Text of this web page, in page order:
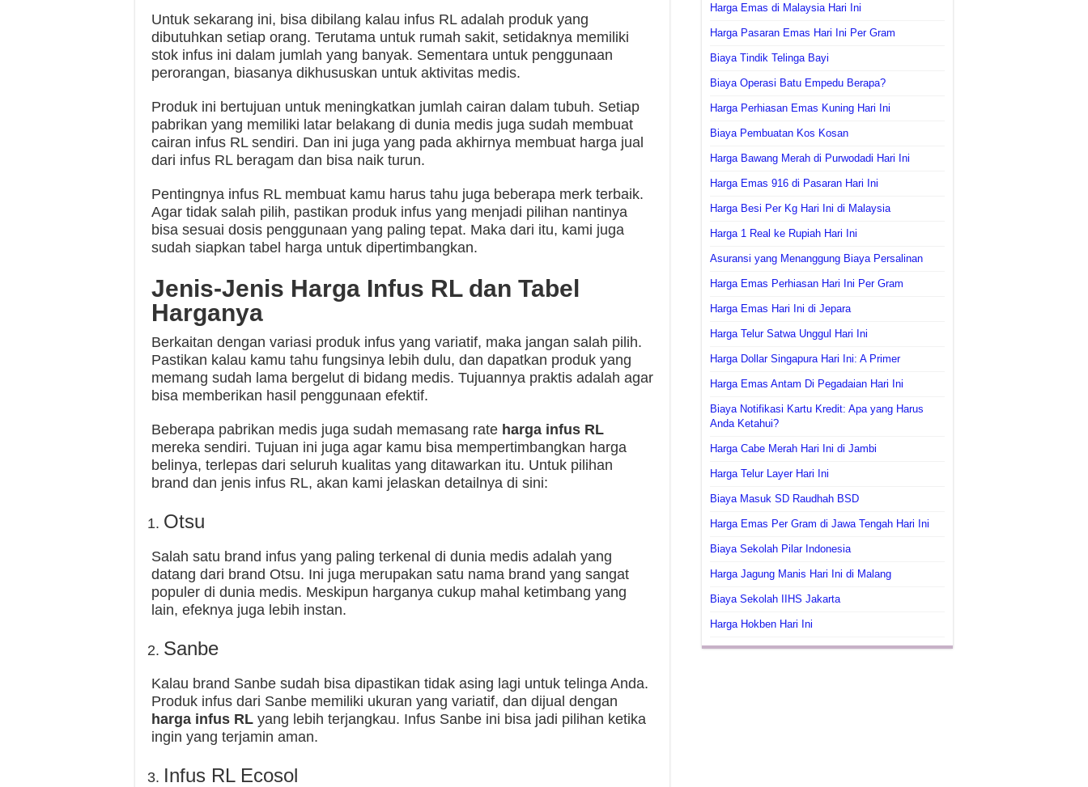
Untuk sekarang ini, bisa dibilang kalau infus RL adalah produk yang
dibutuhkan setiap orang. Terutama untuk rumah sakit, setidaknya memiliki
stok infus ini dalam jumlah yang banyak. Sementara untuk penggunaan
perorangan, biasanya dikhususkan untuk aktivitas medis.
Produk ini bertujuan untuk meningkatkan jumlah cairan dalam tubuh. Setiap
pabrikan yang memiliki latar belakang di dunia medis juga sudah membuat
cairan infus RL sendiri. Dan ini juga yang pada akhirnya membuat harga jual
dari infus RL beragam dan bisa naik turun.
Pentingnya infus RL membuat kamu harus tahu juga beberapa merk terbaik.
Agar tidak salah pilih, pastikan produk infus yang menjadi pilihan nantinya
bisa sesuai dosis penggunaan yang paling tepat. Maka dari itu, kami juga
sudah siapkan tabel harga untuk dipertimbangkan.
Jenis-Jenis Harga Infus RL dan Tabel
Harganya
Berkaitan dengan variasi produk infus yang variatif, maka jangan salah pilih.
Pastikan kalau kamu tahu fungsinya lebih dulu, dan dapatkan produk yang
memang sudah lama bergelut di bidang medis. Tujuannya praktis adalah agar
bisa memberikan hasil penggunaan efektif.
Beberapa pabrikan medis juga sudah memasang rate harga infus RL
mereka sendiri. Tujuan ini juga agar kamu bisa mempertimbangkan harga
belinya, terlepas dari seluruh kualitas yang ditawarkan itu. Untuk pilihan
brand dan jenis infus RL, akan kami jelaskan detailnya di sini:
Otsu
Salah satu brand infus yang paling terkenal di dunia medis adalah yang
datang dari brand Otsu. Ini juga merupakan satu nama brand yang sangat
populer di dunia medis. Meskipun harganya cukup mahal ketimbang yang
lain, efeknya juga lebih instan.
Sanbe
Kalau brand Sanbe sudah bisa dipastikan tidak asing lagi untuk telinga Anda.
Produk infus dari Sanbe memiliki ukuran yang variatif, dan dijual dengan
harga infus RL yang lebih terjangkau. Infus Sanbe ini bisa jadi pilihan ketika
ingin yang terjamin aman.
Infus RL Ecosol
Harga Emas di Malaysia Hari Ini
Harga Pasaran Emas Hari Ini Per Gram
Biaya Tindik Telinga Bayi
Biaya Operasi Batu Empedu Berapa?
Harga Perhiasan Emas Kuning Hari Ini
Biaya Pembuatan Kos Kosan
Harga Bawang Merah di Purwodadi Hari Ini
Harga Emas 916 di Pasaran Hari Ini
Harga Besi Per Kg Hari Ini di Malaysia
Harga 1 Real ke Rupiah Hari Ini
Asuransi yang Menanggung Biaya Persalinan
Harga Emas Perhiasan Hari Ini Per Gram
Harga Emas Hari Ini di Jepara
Harga Telur Satwa Unggul Hari Ini
Harga Dollar Singapura Hari Ini: A Primer
Harga Emas Antam Di Pegadaian Hari Ini
Biaya Notifikasi Kartu Kredit: Apa yang Harus
Anda Ketahui?
Harga Cabe Merah Hari Ini di Jambi
Harga Telur Layer Hari Ini
Biaya Masuk SD Raudhah BSD
Harga Emas Per Gram di Jawa Tengah Hari Ini
Biaya Sekolah Pilar Indonesia
Harga Jagung Manis Hari Ini di Malang
Biaya Sekolah IIHS Jakarta
Harga Hokben Hari Ini